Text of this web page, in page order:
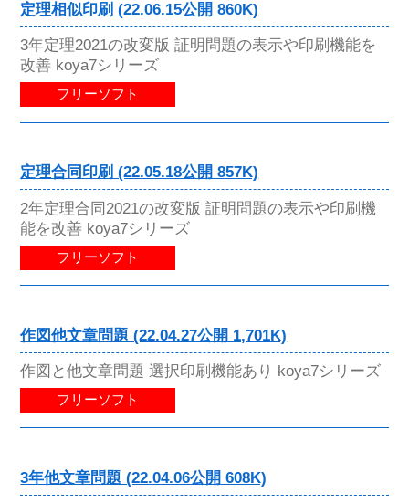
定理相似印刷 (22.06.15公開 860K)
3年定理2021の改変版 証明問題の表示や印刷機能を
改善 koya7シリーズ
フリーソフト
定理合同印刷 (22.05.18公開 857K)
2年定理合同2021の改変版 証明問題の表示や印刷機
能を改善 koya7シリーズ
フリーソフト
作図他文章問題 (22.04.27公開 1,701K)
作図と他文章問題 選択印刷機能あり koya7シリーズ
フリーソフト
3年他文章問題 (22.04.06公開 608K)